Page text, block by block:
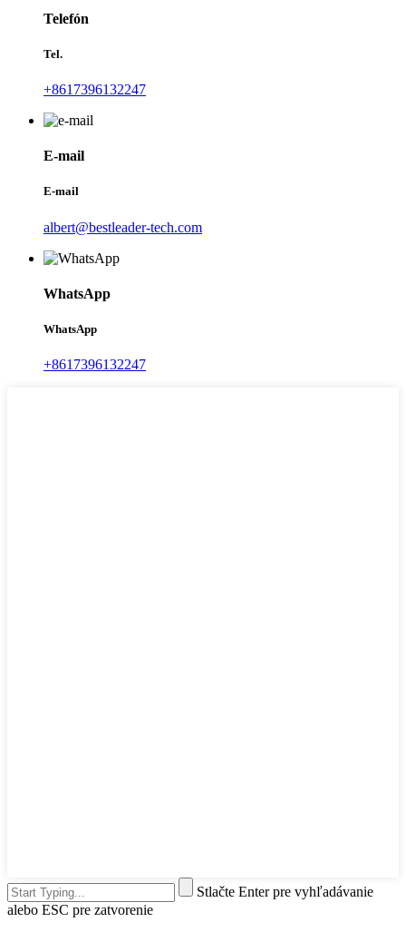
Telefón
Tel.
+8617396132247
E-mail
E-mail
albert@bestleader-tech.com
WhatsApp
WhatsApp
+8617396132247
Stlačte Enter pre vyhľadávanie
alebo ESC pre zatvorenie